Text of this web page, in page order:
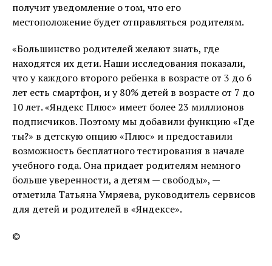
получит уведомление о том, что его
местоположение будет отправляться родителям.
«Большинство родителей желают знать, где
находятся их дети. Наши исследования показали,
что у каждого второго ребенка в возрасте от 3 до 6
лет есть смартфон, и у 80% детей в возрасте от 7 до
10 лет. «Яндекс Плюс» имеет более 23 миллионов
подписчиков. Поэтому мы добавили функцию «Где
ты?» в детскую опцию «Плюс» и предоставили
возможность бесплатного тестирования в начале
учебного года. Она придает родителям немного
больше уверенности, а детям — свободы», —
отметила Татьяна Умряева, руководитель сервисов
для детей и родителей в «Яндексе».
©